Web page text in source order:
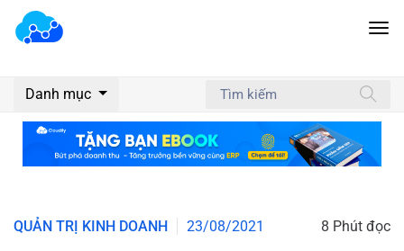
Danh mục
QUẢN TRỊ KINH DOANH 23/08/2021 8 Phút đọc